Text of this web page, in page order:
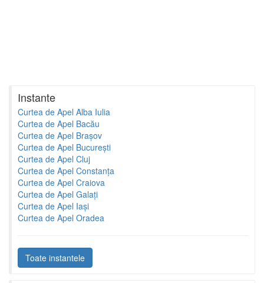
Instante
Curtea de Apel Alba Iulia
Curtea de Apel Bacău
Curtea de Apel Brașov
Curtea de Apel București
Curtea de Apel Cluj
Curtea de Apel Constanța
Curtea de Apel Craiova
Curtea de Apel Galați
Curtea de Apel Iași
Curtea de Apel Oradea
Toate instantele